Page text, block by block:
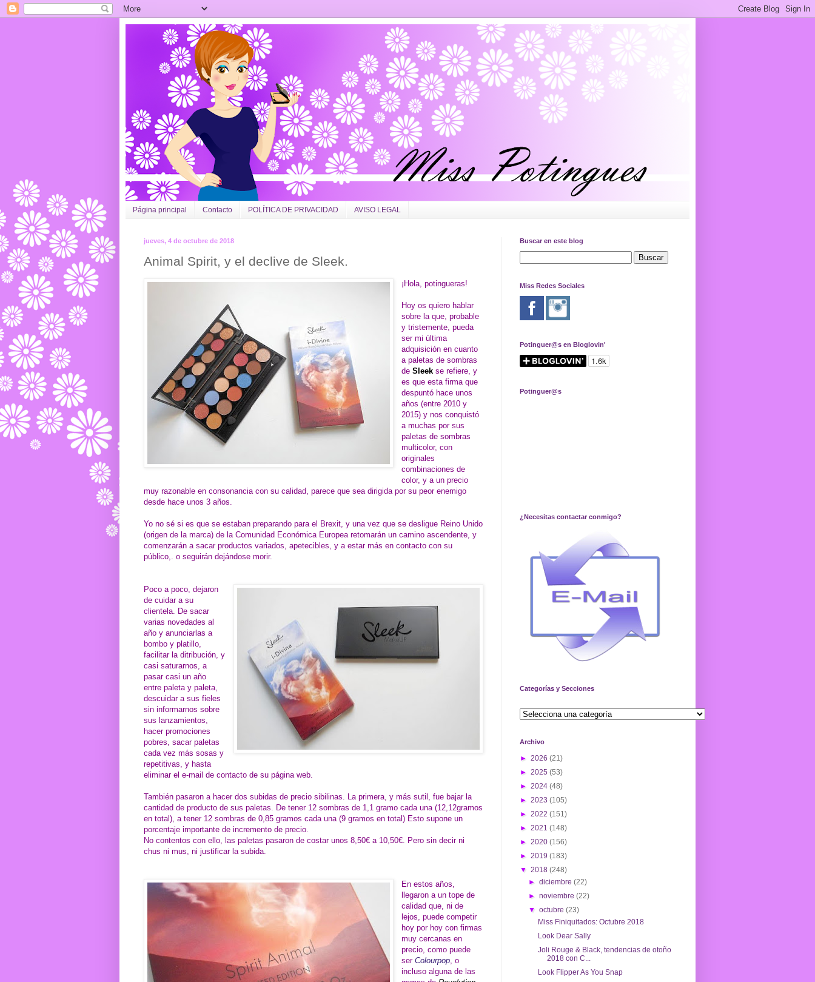
Página principal Contacto POLÍTICA DE PRIVACIDAD AVISO LEGAL
jueves, 4 de octubre de 2018
Animal Spirit, y el declive de Sleek.
¡Hola, potingueras!
Hoy os quiero hablar
sobre la que, probable
y tristemente, pueda
ser mi última
adquisición en cuanto
a paletas de sombras
de Sleek se refiere, y
es que esta firma que
despuntó hace unos
años (entre 2010 y
2015) y nos conquistó
a muchas por sus
paletas de sombras
multicolor, con
originales
combinaciones de
color, y a un precio
muy razonable en consonancia con su calidad, parece que sea dirigida por su peor enemigo
desde hace unos 3 años.
Yo no sé si es que se estaban preparando para el Brexit, y una vez que se desligue Reino Unido
(origen de la marca) de la Comunidad Económica Europea retomarán un camino ascendente, y
comenzarán a sacar productos variados, apetecibles, y a estar más en contacto con su
público,. o seguirán dejándose morir.
Poco a poco, dejaron
de cuidar a su
clientela. De sacar
varias novedades al
año y anunciarlas a
bombo y platillo,
facilitar la ditribución, y
casi saturarnos, a
pasar casi un año
entre paleta y paleta,
descuidar a sus fieles
sin informarnos sobre
sus lanzamientos,
hacer promociones
pobres, sacar paletas
cada vez más sosas y
repetitivas, y hasta
eliminar el e-mail de contacto de su página web.
También pasaron a hacer dos subidas de precio sibilinas. La primera, y más sutil, fue bajar la
cantidad de producto de sus paletas. De tener 12 sombras de 1,1 gramo cada una (12,12gramos
en total), a tener 12 sombras de 0,85 gramos cada una (9 gramos en total) Esto supone un
porcentaje importante de incremento de precio.
No contentos con ello, las paletas pasaron de costar unos 8,50€ a 10,50€. Pero sin decir ni
chus ni mus, ni justificar la subida.
En estos años,
llegaron a un tope de
calidad que, ni de
lejos, puede competir
hoy por hoy con firmas
muy cercanas en
precio, como puede
serColourpop, o
incluso alguna de las
Buscar en este blog
Miss Redes Sociales
Potinguer@s en Bloglovin'
Potinguer@s
¿Necesitas contactar conmigo?
Categorías y Secciones
Archivo
► 2026 (21)
► 2025 (53)
► 2024 (48)
► 2023 (105)
► 2022 (151)
► 2021 (148)
► 2020 (156)
► 2019 (183)
▼ 2018 (248)
►diciembre(22)
►noviembre(22)
▼octubre(23)
Miss Finiquitados: Octubre 2018
Look Dear Sally
Joli Rouge & Black, tendencias de otoño
2018 con C...
Look Flipper As You Snap